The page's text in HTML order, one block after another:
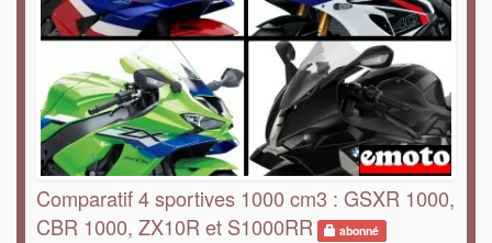
Comparatif 4 sportives 1000 cm3 : GSXR 1000,
CBR 1000, ZX10R et S1000RR
abonné